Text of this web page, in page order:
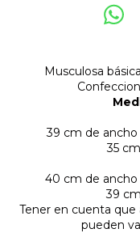
Musculosa
39 cm de
35
40 cm de
39
Tener en cuenta que
pueden